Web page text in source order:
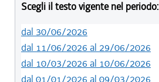
Scegli il testo vigente nel periodo:
dal 30/06/2026
dal 11/06/2026 al 29/06/2026
dal 10/03/2026 al 10/06/2026
dal 01/01/2026 al 09/03/2026